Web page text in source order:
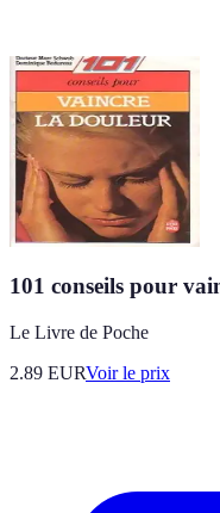
101 conseils pour
Le Livre de Poche
2.89 EURVoir le prix